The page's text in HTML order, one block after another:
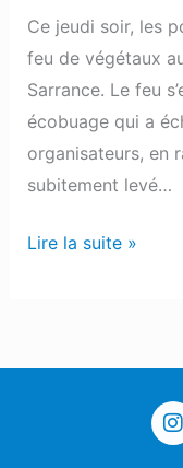
Ce jeudi soir, les
feu de végétaux
Sarrance. Le feu
écobuage qui a
organisateurs, en
subitement levé…
Lire la suite »
I
n